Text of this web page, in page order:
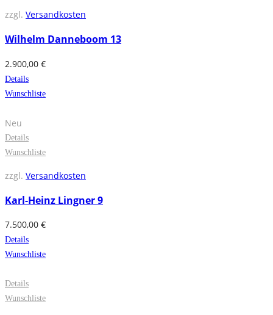
zzgl. Versandkosten
Wilhelm Danneboom 13
2.900,00 €
Details
Wunschliste
Neu
Details
Wunschliste
zzgl. Versandkosten
Karl-Heinz Lingner 9
7.500,00 €
Details
Wunschliste
Details
Wunschliste